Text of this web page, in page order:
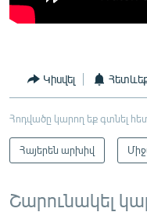
Կիսվել
Հոդվածը կարող եք գտնել
Հայերեն արխիվ
Շարունակել